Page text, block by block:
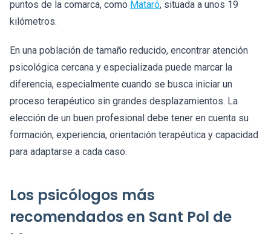
puntos de la comarca, como Mataró, situada a unos 19
kilómetros.
En una población de tamaño reducido, encontrar atención
psicológica cercana y especializada puede marcar la
diferencia, especialmente cuando se busca iniciar un
proceso terapéutico sin grandes desplazamientos. La
elección de un buen profesional debe tener en cuenta su
formación, experiencia, orientación terapéutica y capacidad
para adaptarse a cada caso.
Los psicólogos más
recomendados en Sant Pol de